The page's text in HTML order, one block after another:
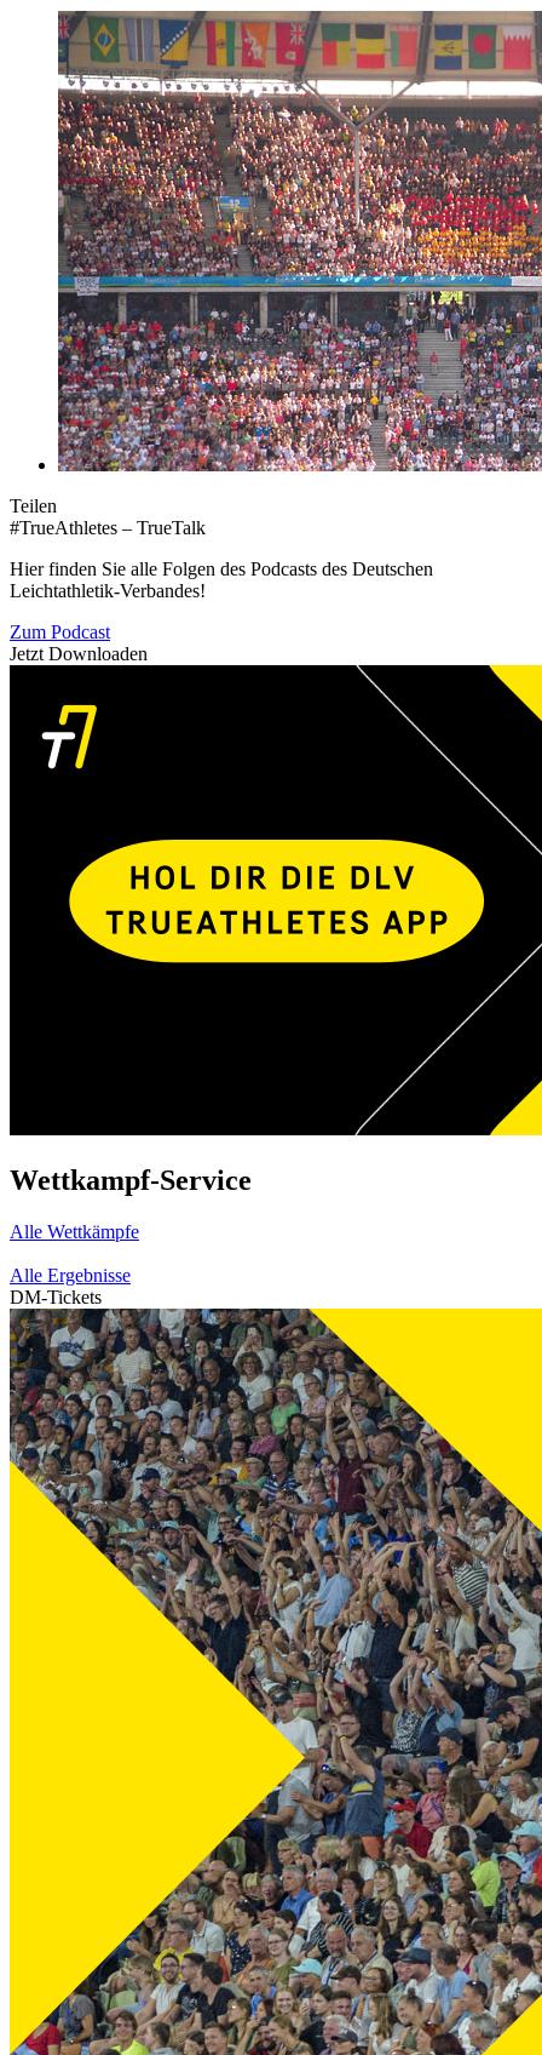
Teilen
#TrueAthletes – TrueTalk
Hier finden Sie alle Folgen des Podcasts des Deutschen
Leichtathletik-Verbandes!
Zum Podcast
Jetzt Downloaden
Wettkampf-Service
Alle Wettkämpfe
Alle Ergebnisse
DM-Tickets